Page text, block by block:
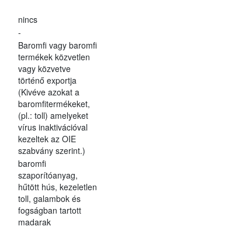
nincs
-
Baromfi vagy baromfi
termékek közvetlen
vagy közvetve
történő exportja
(Kivéve azokat a
baromfitermékeket,
(pl.: toll) amelyeket
vírus inaktivációval
kezeltek az OIE
szabvány szerint.)
baromfi
szaporítóanyag,
hűtött hús, kezeletlen
toll, galambok és
fogságban tartott
madarak